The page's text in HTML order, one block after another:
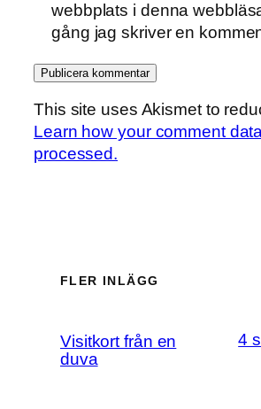
webbplats i denna
gång jag skriver en
This site uses Akismet to
Learn how your comment
processed.
FLER INLÄGG
Visitkort från en
duva
4